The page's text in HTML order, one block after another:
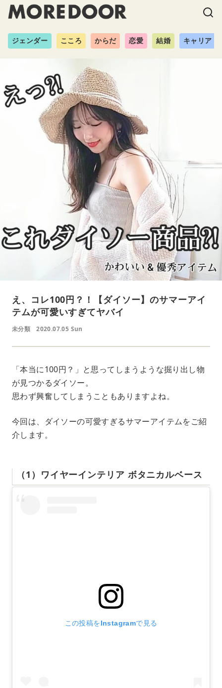
ジェンダー こころ からだ 恋愛 結婚 キャリア
え、コレ100円？！【ダイソー】のサマーアイ
テムが可愛いすぎてヤバイ
未分類 2020.07.05 Sun
「本当に100円？」と思ってしまうような掘り出し物
が見つかるダイソー。
思わず興奮してしまうこともありますよね。
今回は、ダイソーの可愛すぎるサマーアイテムをご紹
介します。
（1）ワイヤーインテリア ボタニカルベース
この投稿をInstagramで見る